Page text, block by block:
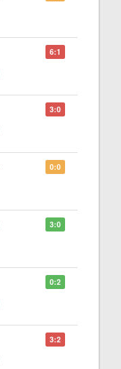
6:1
3:0
0:0
3:0
0:2
3:2